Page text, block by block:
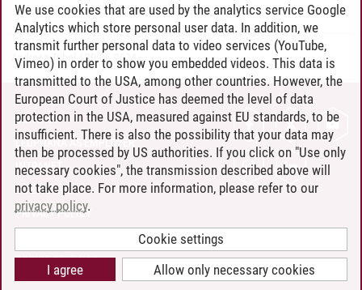
Andreea Tribel 30.06.2024
CONTACT
LEUPHANA AS EMPLOYER
INTRANET
SITE NOTICE
PRIVACY POLICY
COOKIE SETTINGS
We use cookies that are used by the analytics service Google
Analytics which store personal user data. In addition, we
transmit further personal data to video services (YouTube,
Vimeo) in order to show you embedded videos. This data is
transmitted to the USA, among other countries. However, the
European Court of Justice has deemed the level of data
protection in the USA, measured against EU standards, to be
insufficient. There is also the possibility that your data may
then be processed by US authorities. If you click on "Use only
necessary cookies", the transmission described above will
not take place. For more information, please refer to our
privacy policy.
Cookie settings
Allow only necessary cookies
I agree